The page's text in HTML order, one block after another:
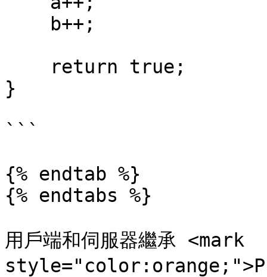
}
```
{% endtab %}
{% endtabs %}
用戶端和伺服器繼承 <mark